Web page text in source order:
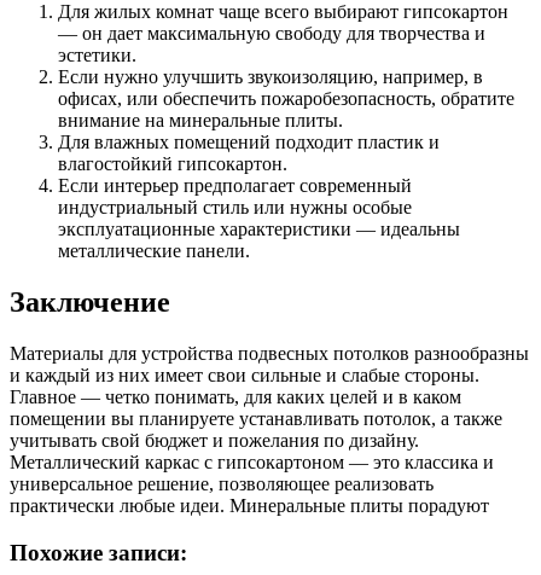
Для жилых комнат чаще всего выбирают гипсокартон
— он дает максимальную свободу для творчества и
эстетики.
Если нужно улучшить звукоизоляцию, например, в
офисах, или обеспечить пожаробезопасность, обратите
внимание на минеральные плиты.
Для влажных помещений подходит пластик и
влагостойкий гипсокартон.
Если интерьер предполагает современный
индустриальный стиль или нужны особые
эксплуатационные характеристики — идеальны
металлические панели.
Заключение
Материалы для устройства подвесных потолков разнообразны
и каждый из них имеет свои сильные и слабые стороны.
Главное — четко понимать, для каких целей и в каком
помещении вы планируете устанавливать потолок, а также
учитывать свой бюджет и пожелания по дизайну.
Металлический каркас с гипсокартоном — это классика и
универсальное решение, позволяющее реализовать
практически любые идеи. Минеральные плиты порадуют
Похожие записи: